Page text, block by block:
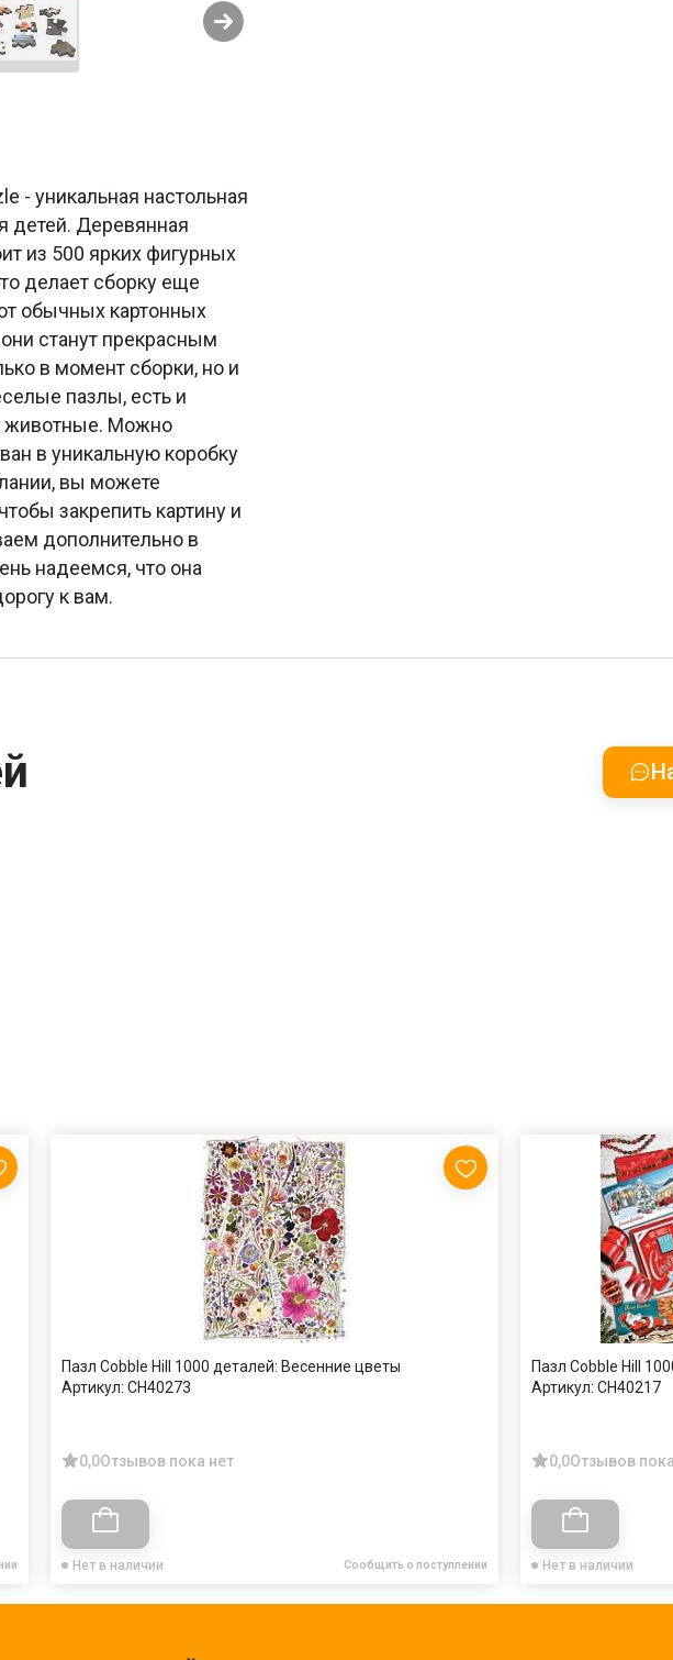
- уникальная настольная
детей. Деревянная
из 500 ярких фигурных
делает сборку еще
обычных картонных
станут прекрасным
в момент сборки, но и
пазлы, есть и
животные. Можно
в уникальную коробку
вы можете
закрепить картину и
дополнительно в
надеемся, что она
к вам.
Пазл Cobble Hill 1000 деталей: Весенние цветы
Артикул: CH40273
0,0Отзывов пока нет
Нет в наличии Сообщить о поступлении
Пазл Cobble Hill
Артикул: CH40217
0,0Отзывов
Нет в наличии